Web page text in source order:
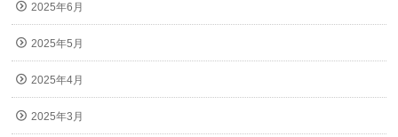
2025年6月
2025年5月
2025年4月
2025年3月